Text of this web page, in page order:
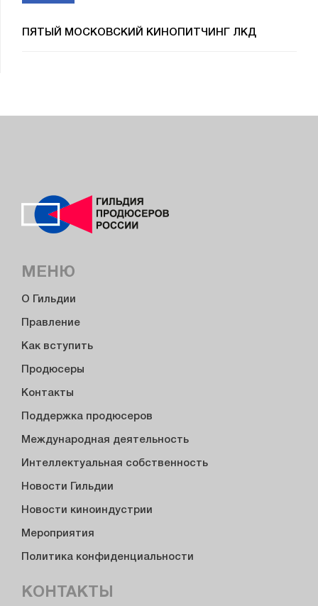
ПЯТЫЙ МОСКОВСКИЙ КИНОПИТЧИНГ ЛКД
МЕНЮ
О Гильдии
Правление
Как вступить
Продюсеры
Контакты
Поддержка продюсеров
Международная деятельность
Интеллектуальная собственность
Новости Гильдии
Новости киноиндустрии
Мероприятия
Политика конфиденциальности
КОНТАКТЫ